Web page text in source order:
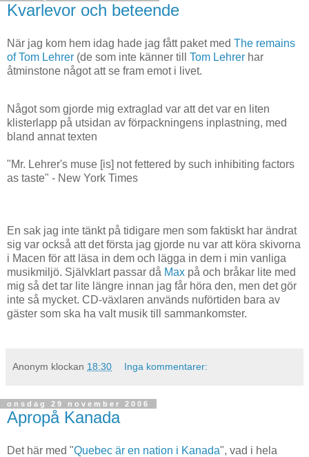
Kvarlevor och beteende
När jag kom hem idag hade jag fått paket med The remains
of Tom Lehrer (de som inte känner till Tom Lehrer har
åtminstone något att se fram emot i livet.
Något som gjorde mig extraglad var att det var en liten
klisterlapp på utsidan av förpackningens inplastning, med
bland annat texten
"Mr. Lehrer's muse [is] not fettered by such inhibiting factors
as taste" - New York Times
En sak jag inte tänkt på tidigare men som faktiskt har ändrat
sig var också att det första jag gjorde nu var att köra skivorna
i Macen för att läsa in dem och lägga in dem i min vanliga
musikmiljö. Självklart passar då Max på och bråkar lite med
mig så det tar lite längre innan jag får höra den, men det gör
inte så mycket. CD-växlaren används nuförtiden bara av
gäster som ska ha valt musik till sammankomster.
Anonym klockan 18:30 Inga kommentarer:
onsdag 29 november 2006
Apropå Kanada
Det här med "Quebec är en nation i Kanada", vad i hela